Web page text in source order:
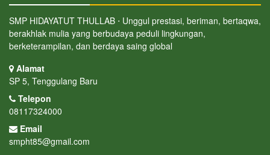
SMP HIDAYATUT THULLAB ⋅ Unggul prestasi, beriman, bertaqwa,
berakhlak mulia yang berbudaya peduli lingkungan,
berketerampilan, dan berdaya saing global
Alamat
SP 5, Tenggulang Baru
Telepon
08117324000
Email
smpht85@gmail.com